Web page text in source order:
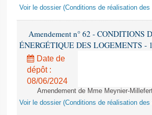
Voir le dossier (Conditions de réalisation
Amendement n° 62 - CONDITIONS
ÉNERGÉTIQUE DES LOGEMENTS -
Date de
dépôt :
08/06/2024
Amendement de Mme Meynier-
Voir le dossier (Conditions de réalisation